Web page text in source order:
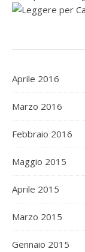
Aprile 2016
Marzo 2016
Febbraio 2016
Maggio 2015
Aprile 2015
Marzo 2015
Gennaio 2015